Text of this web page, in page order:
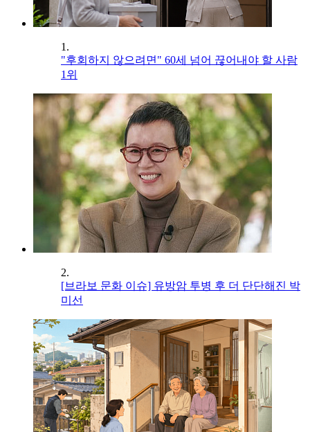
1.
"후회하지 않으려면" 60세 넘어 끊어내야 할 사람
1위
2.
[브라보 문화 이슈] 유방암 투병 후 더 단단해진 박
미선